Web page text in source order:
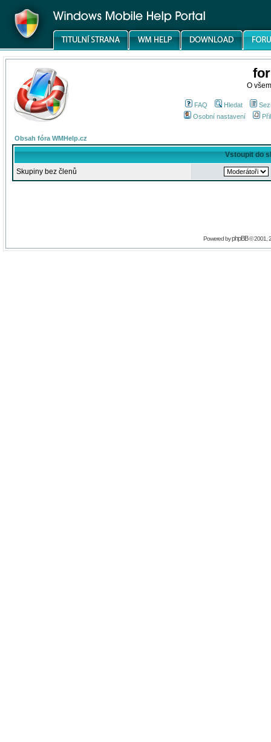
O
FAQ Hledat
Osobní nastavení
Obsah fóra WMHelp.cz
Vstoupit do
Skupiny bez členů
Powered byphpBB© 2001,